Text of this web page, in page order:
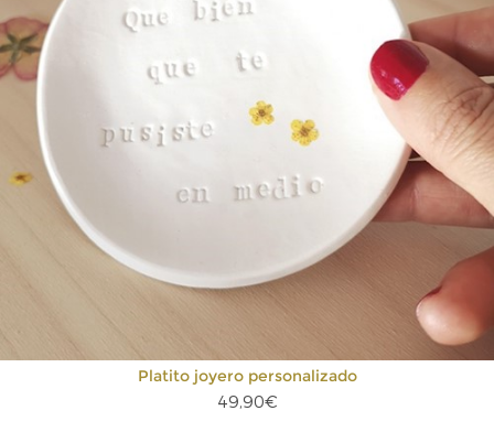
Platito joyero personalizado
49,90€